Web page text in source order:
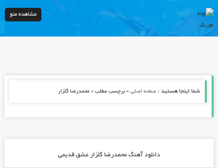
مشاهده منو
شما اینجا هستید : صفحه اصلی» برچسب مطلب » محمدرضا گلزار
دانلود آهنگ محمدرضا گلزار عشق قدیمی